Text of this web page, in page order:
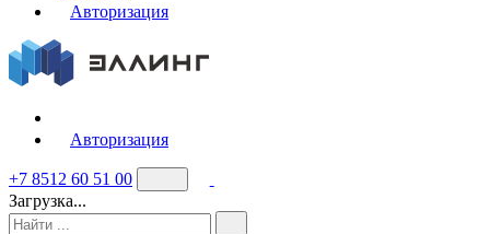
Авторизация
Авторизация
+7 8512 60 51 00
Загрузка...